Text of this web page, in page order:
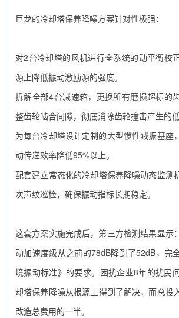
巨龙的‌冷却塔保养降噪‌方案针对性极强：
对2台冷却塔的风机进行全系统的动平衡校
源上降低振动激励源的强度。
拆解全部4台减速箱，更换所有磨损超标的
整齿轮啮合间隙，彻底消除齿轮撞击产生的低
为每台冷却塔设计定制的大型惯性减振基座
动传递效率降低95%以上。
配套建立常态化的‌冷却塔保养降噪‌动态监测
次声纹巡检，确保振动指标长期稳定。
这套方案实施完成后，第三方检测结果显示
动加速度级从之前的78dB降到了52dB，完
境振动标准》的要求。困扰企业8年的扰民
却塔保养降噪‌从根源上得到了解决，而总投
改造总费用的一半。